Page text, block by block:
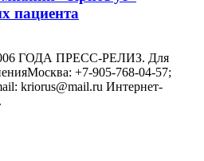
пациента
ГОДА ПРЕСС-РЕЛИЗ. Для
+7-905-768-04-57;
kriorus@mail.ru Интернет-